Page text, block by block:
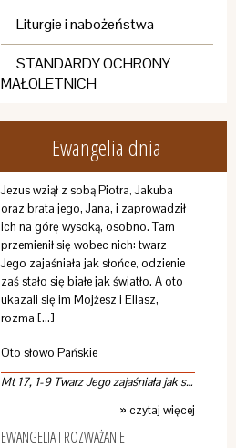
Liturgie i nabożeństwa
STANDARDY OCHRONY
MAŁOLETNICH
Ewangelia dnia
Jezus wziął z sobą Piotra, Jakuba
oraz brata jego, Jana, i zaprowadził
ich na górę wysoką, osobno. Tam
przemienił się wobec nich: twarz
Jego zajaśniała jak słońce, odzienie
zaś stało się białe jak światło. A oto
ukazali się im Mojżesz i Eliasz,
rozma […]
Oto słowo Pańskie
Mt 17, 1-9 Twarz Jego zajaśniała jak słońce
» czytaj więcej
EWANGELIA I ROZWAŻANIE